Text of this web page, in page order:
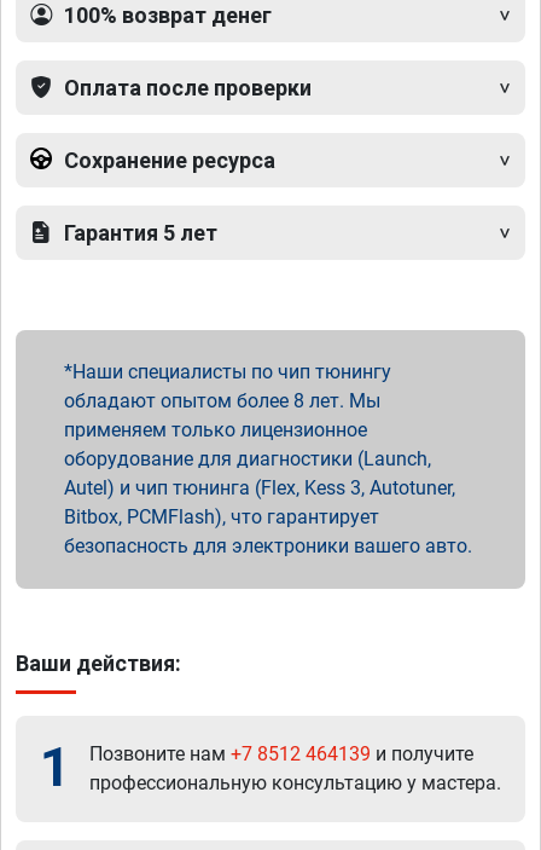
100% возврат денег
Оплата после проверки
Сохранение ресурса
Гарантия 5 лет
Наши специалисты по чип тюнингу
обладают опытом более 8 лет. Мы
применяем только лицензионное
оборудование для диагностики (Launch,
Autel) и чип тюнинга (Flex, Kess 3, Autotuner,
Bitbox, PCMFlash), что гарантирует
безопасность для электроники вашего авто.
Ваши действия:
1 Позвоните нам +7 8512 464139 и получите
профессиональную консультацию у мастера.